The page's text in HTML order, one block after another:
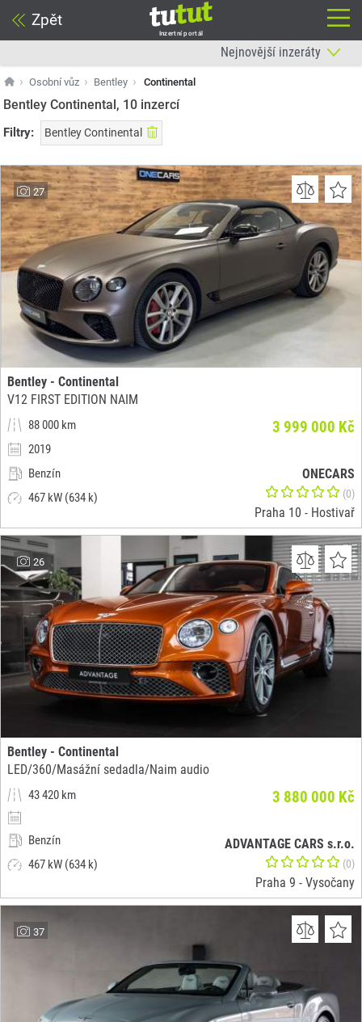
Zpět
Inzertní portál
Osobní vůz Bentley Continental
Bentley Continental, 10 inzercí
Filtry: Bentley Continental
27
Bentley - Continental
V12 FIRST EDITION NAIM
88 000 km
2019
Benzín
467 kW (634 k)
3 999 000 Kč
ONECARS
(0)
Praha 10 - Hostivař
26
Bentley - Continental
LED/360/Masážní sedadla/Naim audio
43 420 km
Benzín
467 kW (634 k)
3 880 000 Kč
ADVANTAGE CARS s.r.o.
(0)
Praha 9 - Vysočany
37